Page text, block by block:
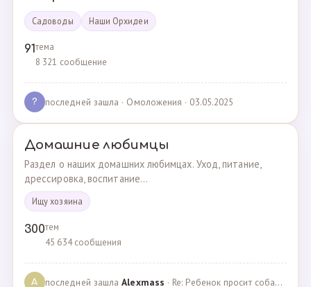
Садоводы Наши Орхидеи
91тема
8 321 сообщение
? последней зашла · Омоложения · 03.05.2025
Домашние любимцы
Раздел о наших домашних любимцах. Уход, питание,
дрессировка, воспитание...
Ищу хозяина
300тем
45 634 сообщения
A последней зашлаAlexmass · Re: Ребенок просит собаку, посоветуйте какую породу… · 30.03.2025